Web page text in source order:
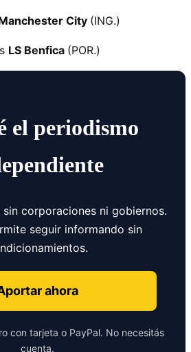
City (ING.)
LS Benfica (POR.)
el periodismo
corporaciones ni gobiernos.
seguir informando sin
ahora
con tarjeta o PayPal. No necesitás
cuenta.